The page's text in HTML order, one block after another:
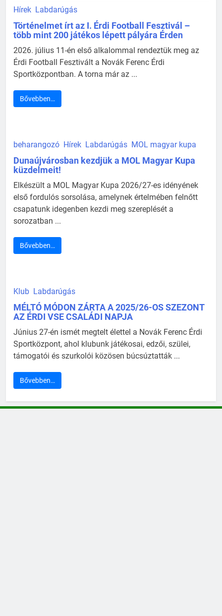
Hírek Labdarúgás
Történelmet írt az I. Érdi Football Fesztivál –
több mint 200 játékos lépett pályára Érden
2026. július 11-én első alkalommal rendeztük meg az
Érdi Football Fesztivált a Novák Ferenc Érdi
Sportközpontban. A torna már az ...
Bővebben…
beharangozó Hírek Labdarúgás MOL magyar kupa
Dunaújvárosban kezdjük a MOL Magyar Kupa
küzdelmeit!
Elkészült a MOL Magyar Kupa 2026/27-es idényének
első fordulós sorsolása, amelynek értelmében felnőtt
csapatunk idegenben kezdi meg szereplését a
sorozatban ...
Bővebben…
Klub Labdarúgás
MÉLTÓ MÓDON ZÁRTA A 2025/26-OS SZEZONT
AZ ÉRDI VSE CSALÁDI NAPJA
Június 27-én ismét megtelt élettel a Novák Ferenc Érdi
Sportközpont, ahol klubunk játékosai, edzői, szülei,
támogatói és szurkolói közösen búcsúztatták ...
Bővebben…